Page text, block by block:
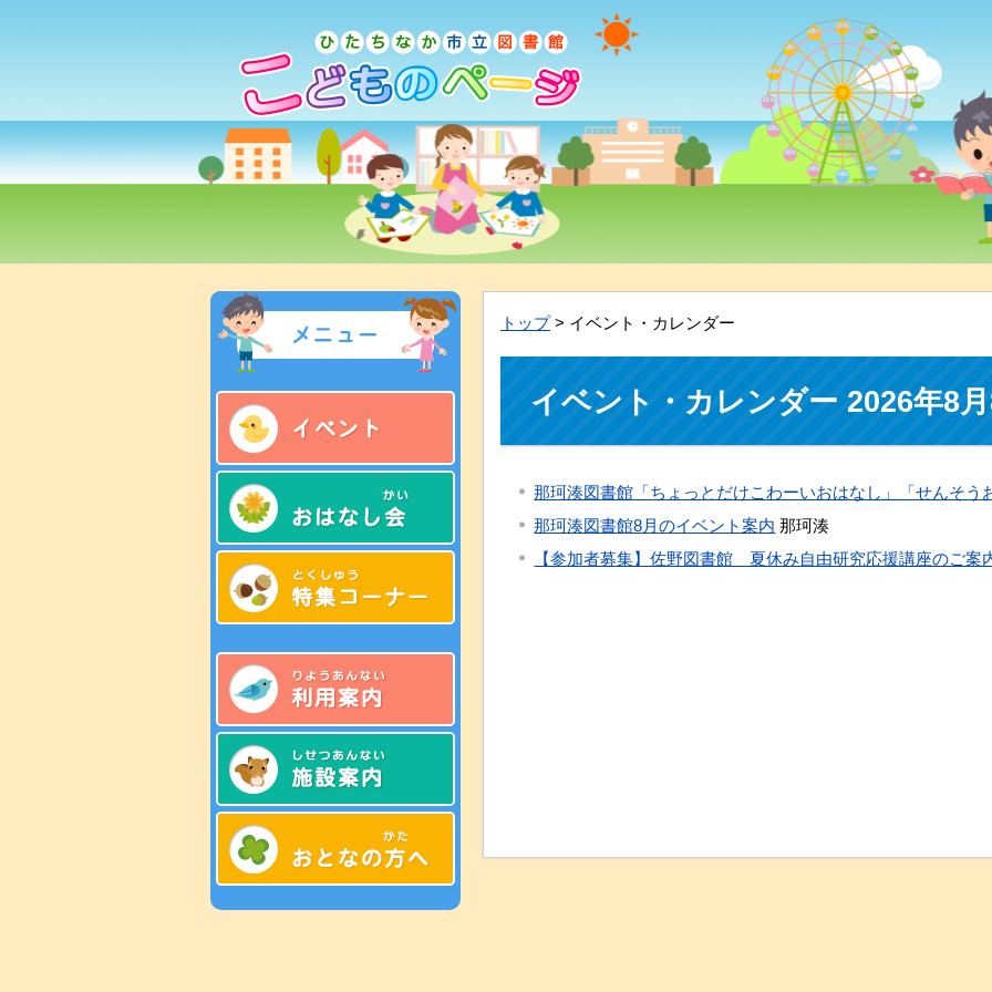
トップ> イベント・カレンダー
イベント・カレンダー 2026年8
那珂湊図書館「ちょっとだけこわーいおはなし」「せんそう
那珂湊図書館8月のイベント案内 那珂湊
【参加者募集】佐野図書館 夏休み自由研究応援講座のご案